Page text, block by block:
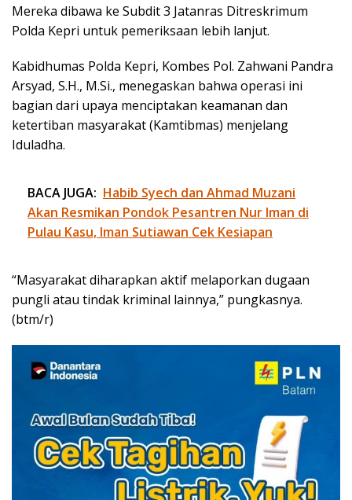
Mereka dibawa ke Subdit 3 Jatanras Ditreskrimum
Polda Kepri untuk pemeriksaan lebih lanjut.
Kabidhumas Polda Kepri, Kombes Pol. Zahwani Pandra
Arsyad, S.H., M.Si., menegaskan bahwa operasi ini
bagian dari upaya menciptakan keamanan dan
ketertiban masyarakat (Kamtibmas) menjelang
Iduladha.
BACA JUGA: Habib Syech dan Ahmad Muzani
Akan Resmikan Pondok Pesantren Nur Iman di
Pulau Kasu, Iman Sutiawan Cek Kesiapan
“Masyarakat diharapkan aktif melaporkan dugaan
pungli atau tindak kriminal lainnya,” pungkasnya.
(btm/r)